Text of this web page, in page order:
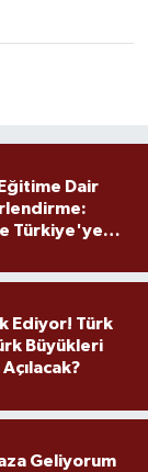
Dair
Türkiye'ye
Ediyor! Türk
Büyükleri
Geliyorum